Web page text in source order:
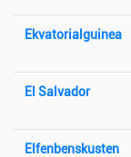
Ekvatorialguinea
El Salvador
Elfenbenskusten